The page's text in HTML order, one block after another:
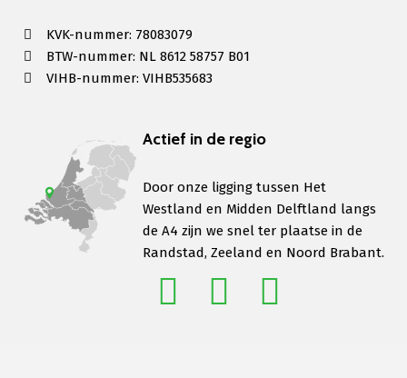
KVK-nummer: 78083079
BTW-nummer: NL 8612 58757 B01
VIHB-nummer: VIHB535683
Actief in de regio
Door onze ligging tussen Het
Westland en Midden Delftland langs
de A4 zijn we snel ter plaatse in de
Randstad, Zeeland en Noord Brabant.